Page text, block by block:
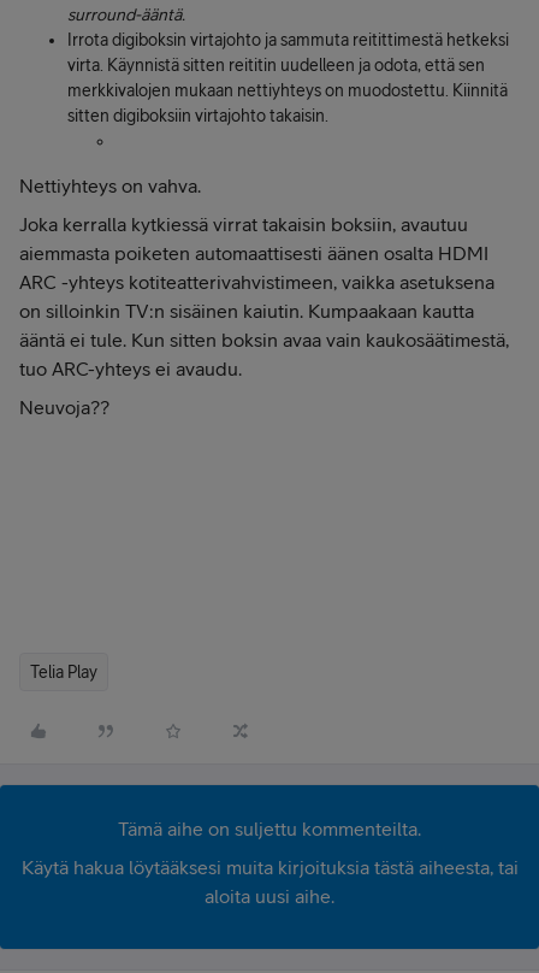
surround-ääntä.
Irrota digiboksin virtajohto ja sammuta reitittimestä hetkeksi
virta. Käynnistä sitten reititin uudelleen ja odota, että sen
merkkivalojen mukaan nettiyhteys on muodostettu. Kiinnitä
sitten digiboksiin virtajohto takaisin.
Nettiyhteys on vahva.
Joka kerralla kytkiessä virrat takaisin boksiin, avautuu
aiemmasta poiketen automaattisesti äänen osalta HDMI
ARC -yhteys kotiteatterivahvistimeen, vaikka asetuksena
on silloinkin TV:n sisäinen kaiutin. Kumpaakaan kautta
ääntä ei tule. Kun sitten boksin avaa vain kaukosäätimestä,
tuo ARC-yhteys ei avaudu.
Neuvoja??
Telia Play
Tämä aihe on suljettu kommenteilta.
Käytä hakua löytääksesi muita kirjoituksia tästä aiheesta, tai
aloita uusi aihe.